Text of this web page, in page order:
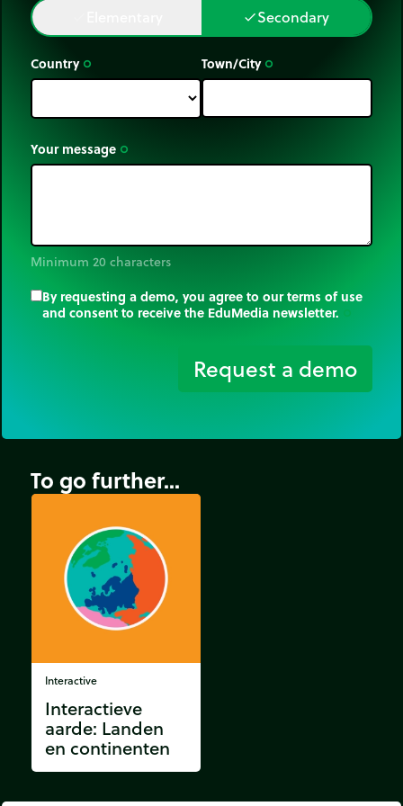
doneSecondary
Country trip_origin Town/City trip_origin
Your message trip_origin
Minimum 20 characters
By requesting a demo, you agree to our terms of use
and consent to receive the EduMedia newsletter.
Request a demo
To go further...
Interactive
Interactieve
aarde: Landen
en continenten